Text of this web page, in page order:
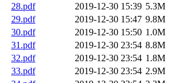
28.pdf
2019-12-30 15:39 5.3M
29.pdf
2019-12-30 15:47 9.8M
30.pdf
2019-12-30 15:50 1.0M
31.pdf
2019-12-30 23:54 8.8M
32.pdf
2019-12-30 23:54 1.8M
33.pdf
2019-12-30 23:54 2.9M